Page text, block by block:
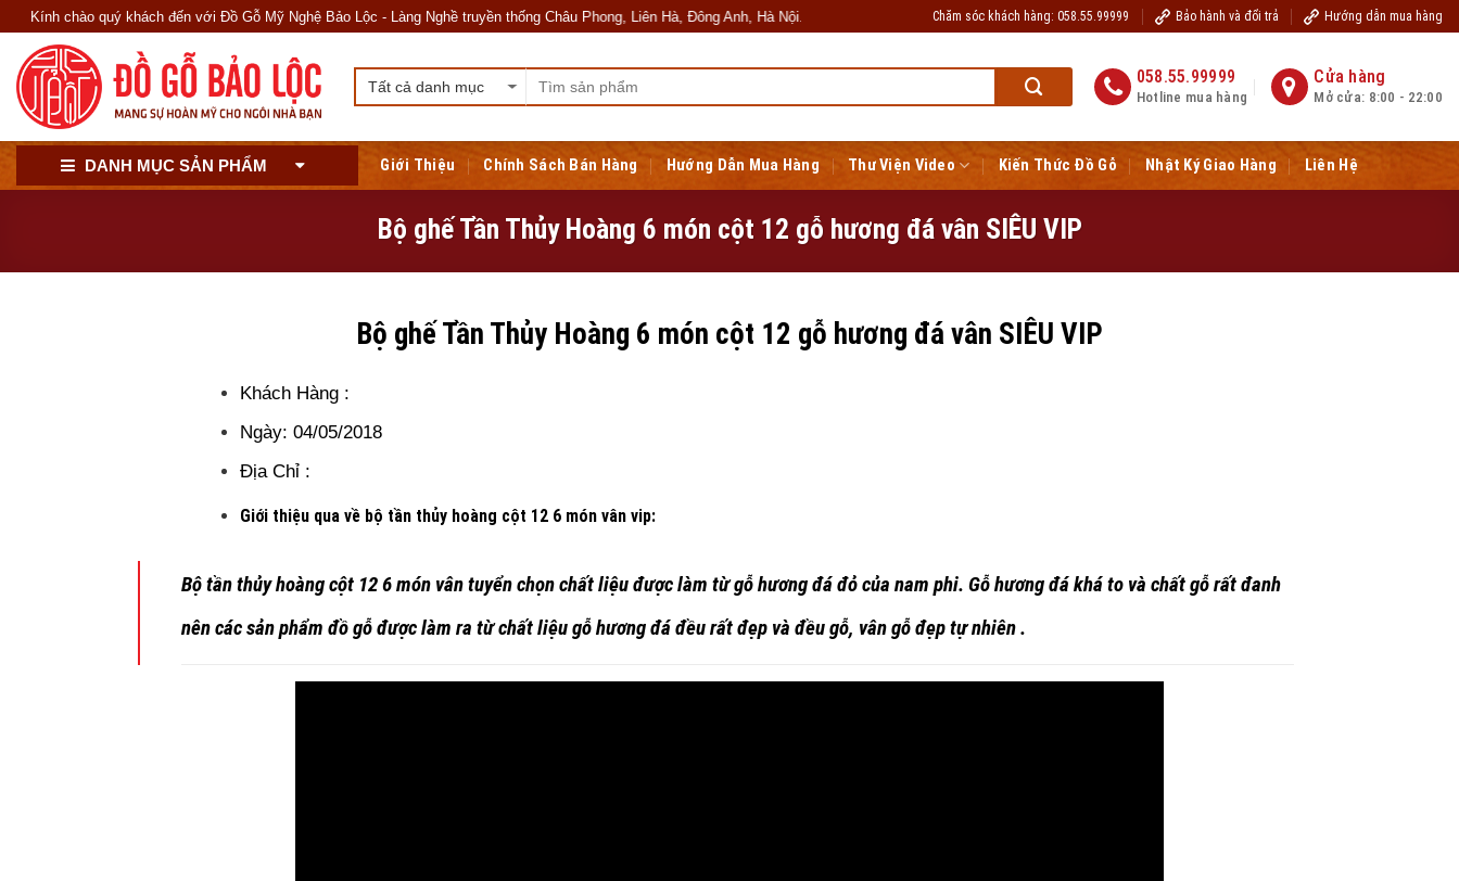
Skip
content
chào quý khách đến với Đồ Gỗ Mỹ Nghệ Bảo Lộc - Làng Nghề truyền thống Châu Phong, Liên Hà, Đông Anh, Hà Nội. Kính chúc quý khách hàng sức khỏe, hạnh phúc, tài lộc www.dogobaoloc.vn
Chăm sóc khách hàng: 058.55.99999 Bảo hành và đổi trả Hướng dẫn mua hàng
058.55.99999
Hotline mua hàng
Cửa hàng
Mở cửa: 8:00 - 22:00
DANH MỤC SẢN PHẨM Giới Thiệu Chính Sách Bán Hàng Hướng Dẫn Mua Hàng Thư Viện Video Kiến Thức Đồ Gỗ Nhật Ký Giao Hàng Liên Hệ
Bộ ghế Tần Thủy Hoàng 6 món cột 12 gỗ hương đá vân SIÊU VIP
Bộ ghế Tần Thủy Hoàng 6 món cột 12 gỗ hương đá vân SIÊU VIP
Khách Hàng :
Ngày: 04/05/2018
Địa Chỉ :
Giới thiệu qua về bộ tần thủy hoàng cột 12 6 món vân vip:
Bộ tần thủy hoàng cột 12 6 món vân tuyển chọnchất liệu được làm từ gỗ hương đá đỏ của nam phi. Gỗ hương đákhá to và chất gỗ rất đanh
nên các sản phẩm đồ gỗ được làm ra từ chất liệu gỗ hương đá đều rất đẹp và đều gỗ, vân gỗ đẹp tự nhiên .